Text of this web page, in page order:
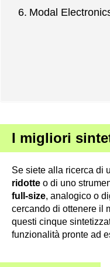
Modal
I migliori
Se siete alla ricerca di
ridotte o di uno
full-size, analogico o
cercando di ottenere il
questi cinque
funzionalità pronte ad